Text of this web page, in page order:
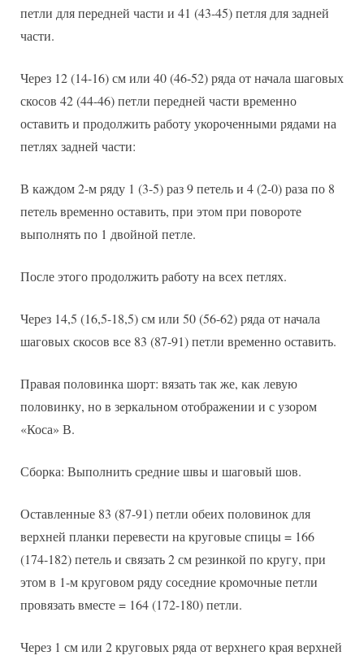
петли для передней части и 41 (43-45) петля для задней
части.
Через 12 (14-16) см или 40 (46-52) ряда от начала шаговых
скосов 42 (44-46) петли передней части временно
оставить и продолжить работу укороченными рядами на
петлях задней части:
В каждом 2-м ряду 1 (3-5) раз 9 петель и 4 (2-0) раза по 8
петель временно оставить, при этом при повороте
выполнять по 1 двойной петле.
После этого продолжить работу на всех петлях.
Через 14,5 (16,5-18,5) см или 50 (56-62) ряда от начала
шаговых скосов все 83 (87-91) петли временно оставить.
Правая половинка шорт: вязать так же, как левую
половинку, но в зеркальном отображении и с узором
«Коса» В.
Сборка: Выполнить средние швы и шаговый шов.
Оставленные 83 (87-91) петли обеих половинок для
верхней планки перевести на круговые спицы = 166
(174-182) петель и связать 2 см резинкой по кругу, при
этом в 1-м круговом ряду соседние кромочные петли
провязать вместе = 164 (172-180) петли.
Через 1 см или 2 круговых ряда от верхнего края верхней